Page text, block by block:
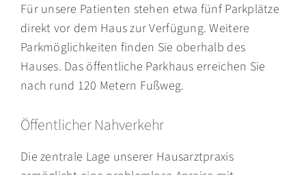
Für unsere Patienten stehen etwa fünf Parkplätze
direkt vor dem Haus zur Verfügung. Weitere
Parkmöglichkeiten finden Sie oberhalb des
Hauses. Das öffentliche Parkhaus erreichen Sie
nach rund 120 Metern Fußweg.
Öffentlicher Nahverkehr
Die zentrale Lage unserer Hausarztpraxis